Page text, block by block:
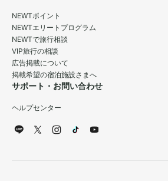
NEWTポイント
NEWTエリートプログラム
NEWTで旅行相談
VIP旅行の相談
広告掲載について
掲載希望の宿泊施設さまへ
サポート・お問い合わせ
ヘルプセンター